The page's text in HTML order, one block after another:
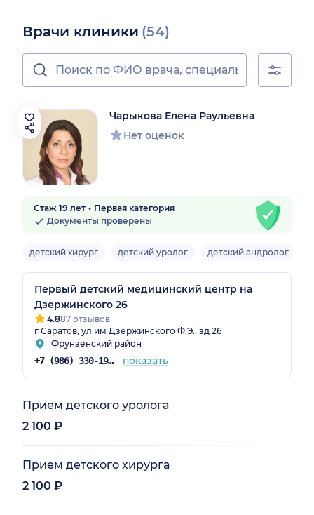
Врачи клиники (54)
Чарыкова Елена Раульевна
Нет оценок
Стаж 19 лет
Первая категория
Документы проверены
детский хирург детский уролог детский андролог
Первый детский медицинский центр на
Дзержинского 26
4.887 отзывов
г Саратов, ул им Дзержинского Ф.Э., зд 26
Фрунзенский район
+7 (986) 330-19-25 показать
Прием детского уролога
2 100 ₽
Прием детского хирурга
2 100 ₽